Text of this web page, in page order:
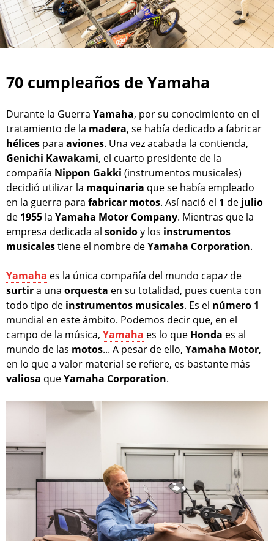
70 cumpleaños de Yamaha
Durante la Guerra Yamaha, por su conocimiento en el
tratamiento de la madera, se había dedicado a fabricar
hélices para aviones. Una vez acabada la contienda,
Genichi Kawakami, el cuarto presidente de la
compañía Nippon Gakki (instrumentos musicales)
decidió utilizar la maquinaria que se había empleado
en la guerra para fabricar motos. Así nació el 1 de julio
de 1955 la Yamaha Motor Company. Mientras que la
empresa dedicada al sonidoy los instrumentos
musicalestiene el nombre deYamaha Corporation.
Yamaha es la única compañía del mundo capaz de
surtira una orquesta en su totalidad, pues cuenta con
todo tipo de instrumentos musicales. Es el número 1
mundial en este ámbito. Podemos decir que, en el
campo de la música, Yamaha es lo que Honda es al
mundo de las motos... A pesar de ello, Yamaha Motor,
en lo que a valor material se refiere, es bastante más
valiosa queYamaha Corporation.